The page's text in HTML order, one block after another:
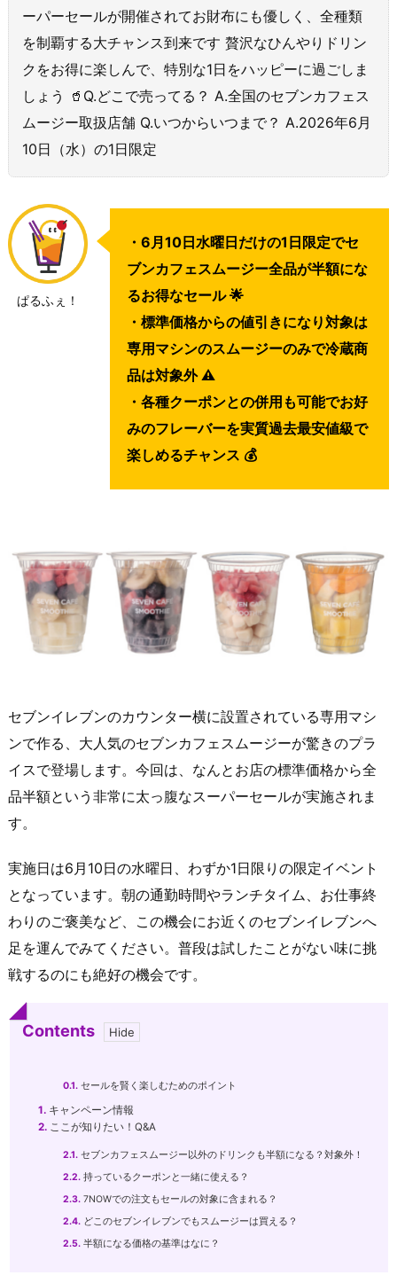
ーパーセールが開催されてお財布にも優しく、全種類
を制覇する大チャンス到来です 贅沢なひんやりドリン
クをお得に楽しんで、特別な1日をハッピーに過ごしま
しょう 🥤Q.どこで売ってる？ A.全国のセブンカフェス
ムージー取扱店舗 Q.いつからいつまで？ A.2026年6月
10日（水）の1日限定
ぱるふぇ！
・6月10日水曜日だけの1日限定でセ
ブンカフェスムージー全品が半額にな
るお得なセール 🌟
・標準価格からの値引きになり対象は
専用マシンのスムージーのみで冷蔵商
品は対象外 ⚠️
・各種クーポンとの併用も可能でお好
みのフレーバーを実質過去最安値級で
楽しめるチャンス 💰
セブンイレブンのカウンター横に設置されている専用マシ
ンで作る、大人気のセブンカフェスムージーが驚きのプラ
イスで登場します。今回は、なんとお店の標準価格から全
品半額という非常に太っ腹なスーパーセールが実施されま
す。
実施日は6月10日の水曜日、わずか1日限りの限定イベント
となっています。朝の通勤時間やランチタイム、お仕事終
わりのご褒美など、この機会にお近くのセブンイレブンへ
足を運んでみてください。普段は試したことがない味に挑
戦するのにも絶好の機会です。
Contents
0.1.セールを賢く楽しむためのポイント
1.キャンペーン情報
2.ここが知りたい！Q&A
2.1.セブンカフェスムージー以外のドリンクも半額になる？対象外！
2.2.持っているクーポンと一緒に使える？
2.3.7NOWでの注文もセールの対象に含まれる？
2.4.どこのセブンイレブンでもスムージーは買える？
2.5.半額になる価格の基準はなに？